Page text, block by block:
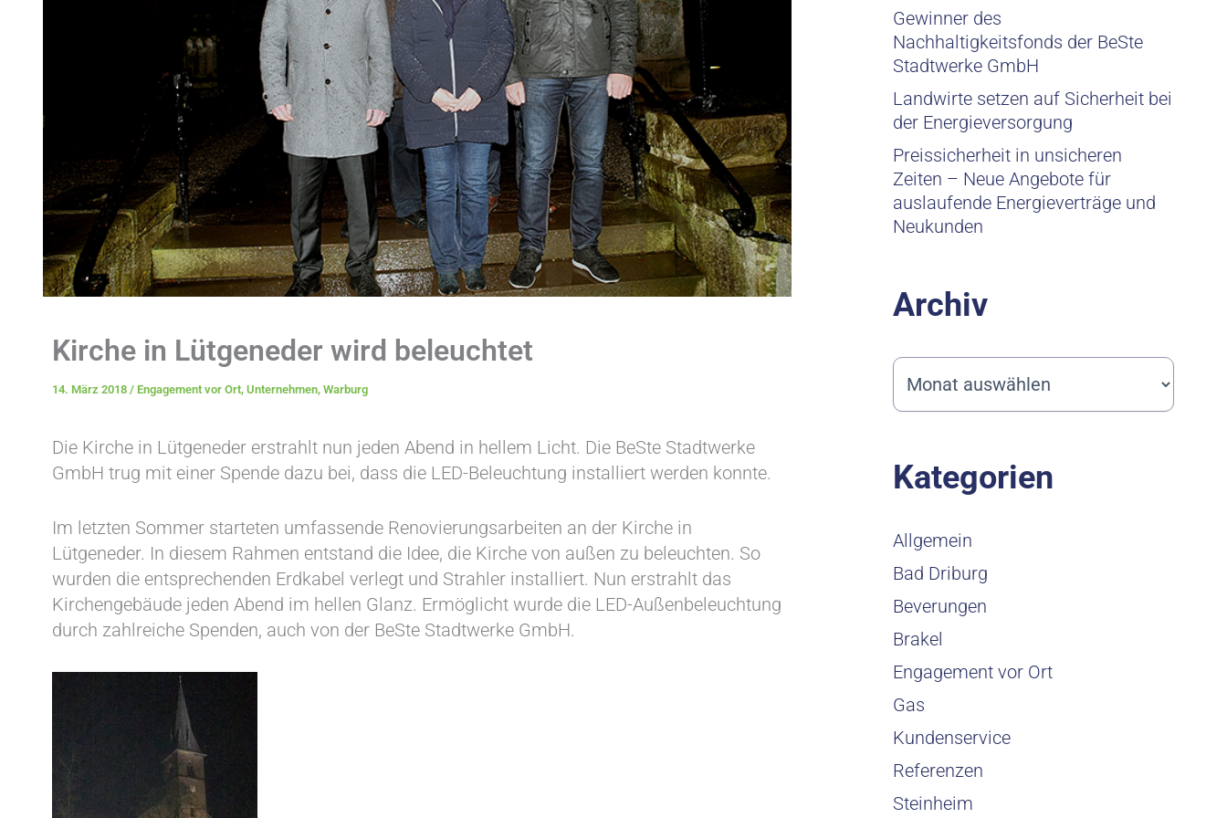
Kirche in Lütgeneder wird beleuchtet
14. März 2018 / Engagement vor Ort, Unternehmen, Warburg
Die Kirche in Lütgeneder erstrahlt nun jeden Abend in hellem Licht. Die BeSte Stadtwerke
GmbH trug mit einer Spende dazu bei, dass die LED-Beleuchtung installiert werden konnte.
Im letzten Sommer starteten umfassende Renovierungsarbeiten an der Kirche in
Lütgeneder. In diesem Rahmen entstand die Idee, die Kirche von außen zu beleuchten. So
wurden die entsprechenden Erdkabel verlegt und Strahler installiert. Nun erstrahlt das
Kirchengebäude jeden Abend im hellen Glanz. Ermöglicht wurde die LED-Außenbeleuchtung
durch zahlreiche Spenden, auch von der BeSte Stadtwerke GmbH.
Gewinner des
Nachhaltigkeitsfonds der BeSte
Stadtwerke GmbH
Landwirte setzen auf Sicherheit bei
der Energieversorgung
Preissicherheit in unsicheren
Zeiten – Neue Angebote für
auslaufende Energieverträge und
Neukunden
Archiv
Kategorien
Allgemein
Bad Driburg
Beverungen
Brakel
Engagement vor Ort
Gas
Kundenservice
Referenzen
Steinheim